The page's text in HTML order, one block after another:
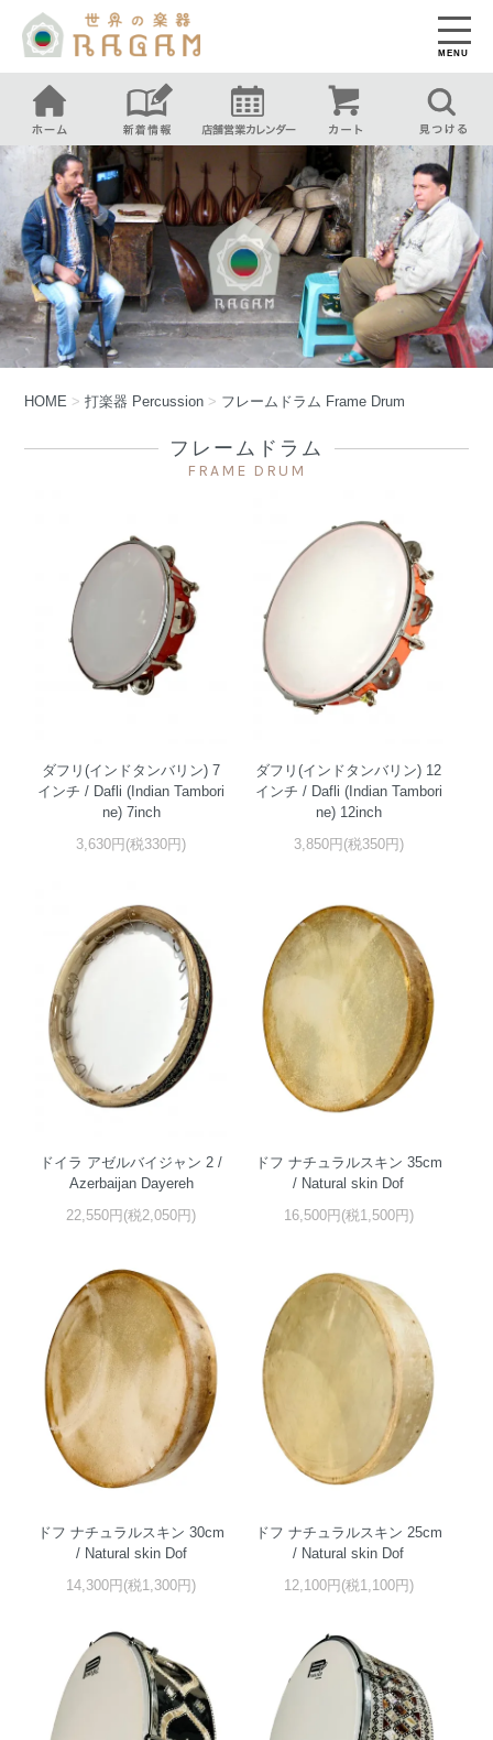
MENU
HOME >打楽器 Percussion > フレームドラム Frame Drum
フレームドラム
FRAME DRUM
ダフリ(インドタンバリン) 7
インチ / Dafli (Indian Tambori
ne) 7inch
3,630円(税330円)
ダフリ(インドタンバリン) 12
インチ / Dafli (Indian Tambori
ne) 12inch
3,850円(税350円)
ドイラ アゼルバイジャン 2 /
Azerbaijan Dayereh
22,550円(税2,050円)
ドフ ナチュラルスキン 35cm
/ Natural skin Dof
16,500円(税1,500円)
ドフ ナチュラルスキン 30cm
/ Natural skin Dof
14,300円(税1,300円)
ドフ ナチュラルスキン 25cm
/ Natural skin Dof
12,100円(税1,100円)